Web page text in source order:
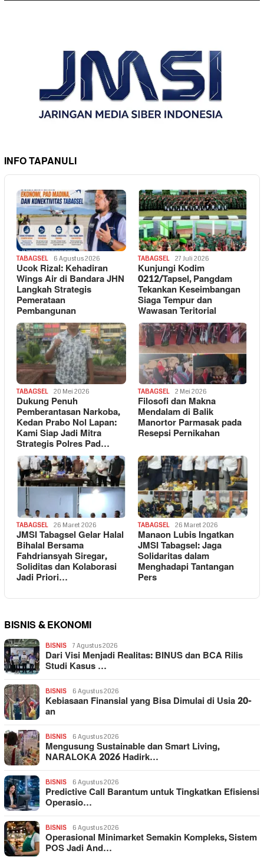
INFO TAPANULI
TABAGSEL 6 Agustus 2026
Ucok Rizal: Kehadiran
Wings Air di Bandara JHN
Langkah Strategis
Pemerataan
Pembangunan
TABAGSEL 27 Juli 2026
Kunjungi Kodim
0212/Tapsel, Pangdam
Tekankan Keseimbangan
Siaga Tempur dan
Wawasan Teritorial
TABAGSEL 20 Mei 2026
Dukung Penuh
Pemberantasan Narkoba,
Kedan Prabo Nol Lapan:
Kami Siap Jadi Mitra
Strategis Polres Pad…
TABAGSEL 2 Mei 2026
Filosofi dan Makna
Mendalam di Balik
Manortor Parmasak pada
Resepsi Pernikahan
TABAGSEL 26 Maret 2026
JMSI Tabagsel Gelar Halal
Bihalal Bersama
Fahdriansyah Siregar,
Soliditas dan Kolaborasi
Jadi Priori…
TABAGSEL 26 Maret 2026
Manaon Lubis Ingatkan
JMSI Tabagsel: Jaga
Solidaritas dalam
Menghadapi Tantangan
Pers
BISNIS & EKONOMI
BISNIS 7 Agustus 2026
Dari Visi Menjadi Realitas: BINUS dan BCA Rilis
Studi Kasus …
BISNIS 6 Agustus 2026
Kebiasaan Finansial yang Bisa Dimulai di Usia 20-
an
BISNIS 6 Agustus 2026
Mengusung Sustainable dan Smart Living,
NARALOKA 2026 Hadirk…
BISNIS 6 Agustus 2026
Predictive Call Barantum untuk Tingkatkan Efisiensi
Operasio…
BISNIS 6 Agustus 2026
Operasional Minimarket Semakin Kompleks, Sistem
POS Jadi And…